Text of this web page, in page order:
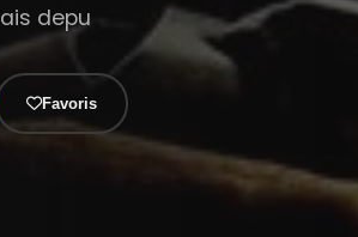
depu
Favoris